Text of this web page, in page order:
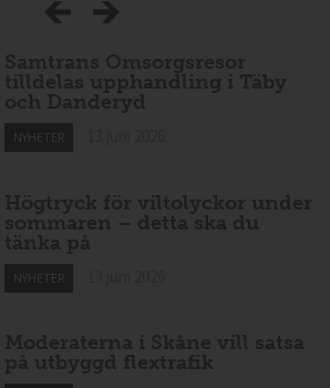
Samtrans Omsorgsresor
tilldelas upphandling i Täby
och Danderyd
NYHETER
Högtryck för viltolyckor under
sommaren – detta ska du
tänka på
NYHETER
Moderaterna i Skåne vill satsa
på utbyggd flextrafik